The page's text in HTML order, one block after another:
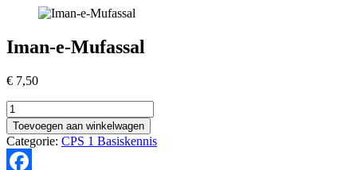
Iman-e-Mufassal
€ 7,50
Iman-
e-
Mufassal
aantal
Toevoegen aan winkelwagen
Categorie: CPS 1 Basiskennis